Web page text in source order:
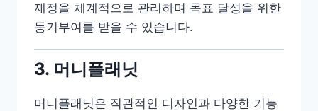
재정을 체계적으로 관리하며 목표 달성을 위한
동기부여를 받을 수 있습니다.
3. 머니플래닛
머니플래닛은 직관적인 디자인과 다양한 기능